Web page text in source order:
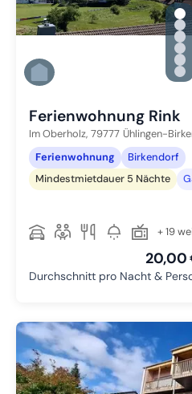
Ferienwohnung Rink
Im Oberholz, 79777 Ühlingen-
Ferienwohnung
Birkendorf
Mindestmietdauer 5 Nächte
+ 19
20,00
Durchschnitt pro Nacht &